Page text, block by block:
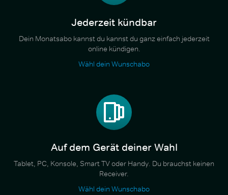
Jederzeit kündbar
Dein Monatsabo kannst du kannst du ganz einfach jederzeit
online kündigen.
Wähl dein Wunschabo
Auf dem Gerät deiner Wahl
Tablet, PC, Konsole, Smart TV oder Handy. Du brauchst keinen
Receiver.
Wähl dein Wunschabo